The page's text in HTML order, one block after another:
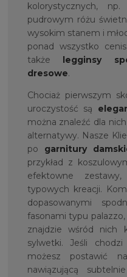
kolorystycznych,
pudrowym różu
wysokim stanem i
ponad wszystko
także
legginsy
dresowe.
Chociaż pierwszym
uroczystość są
można znaleźć dla
alternatywy. Nasze
po garnitury
przykład z
efektowne
typowych kreacji.
dopasowanymi
fasonami typu
znajdzie wśród nich
sylwetki. Jeśli
możesz postawić
nawiązującą